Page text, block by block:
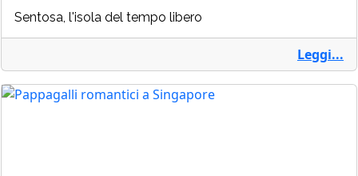
Sentosa, l'isola del tempo libero
Leggi...